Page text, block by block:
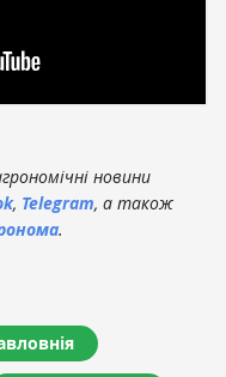
новини
, Telegram, а також
.